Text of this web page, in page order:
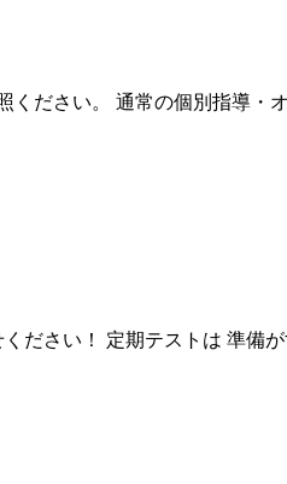
ださい。 通常の個別指導・
ださい！ 定期テストは 準備